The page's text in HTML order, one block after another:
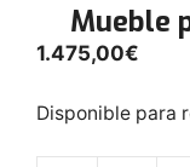
Mueble
1.475,00€
Disponible para